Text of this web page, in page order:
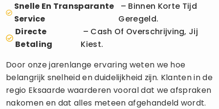
Snelle En Transparante
Service
– Binnen Korte Tijd
Geregeld.
Directe
Betaling
– Cash Of Overschrijving, Jij
Kiest.
Door onze jarenlange ervaring weten we hoe
belangrijk snelheid en duidelijkheid zijn. Klanten in de
regio Eksaarde waarderen vooral dat we afspraken
nakomen en dat alles meteen afgehandeld wordt.